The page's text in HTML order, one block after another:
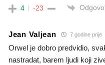
4 -23
Jean Valjean 7 godine prije
Orwel je dobro predvidio,
nastradat, barem ljudi koji